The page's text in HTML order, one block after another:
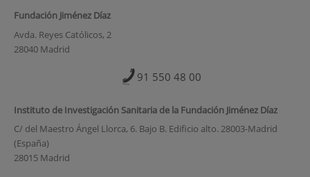
Fundación Jiménez Díaz
Avda. Reyes Católicos, 2
28040 Madrid
91 550 48 00
Instituto de Investigación Sanitaria de la Fundación Jiménez Díaz
C/ del Maestro Ángel Llorca, 6. Bajo B. Edificio alto. 28003-Madrid
(España)
28015 Madrid